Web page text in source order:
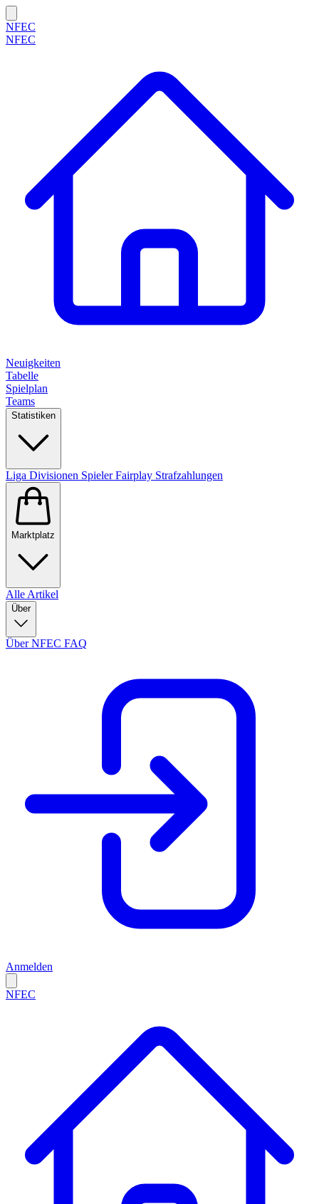
NFEC
NFEC
Neuigkeiten
Tabelle
Spielplan
Teams
Statistiken
Liga Divisionen SpielerFairplay Strafzahlungen
Marktplatz
Alle Artikel
Über
Über NFEC FAQ
Anmelden
NFEC